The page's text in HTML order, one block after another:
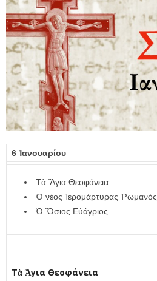
6 Ἰανουαρίου
Τὰ Ἅγια Θεοφάνεια
Ὁ νέος Ἱερομάρτυρας Ῥωμανός
Ὁ Ὅσιος Εὐάγριος
Τὰ Ἅγια Θεοφάνεια